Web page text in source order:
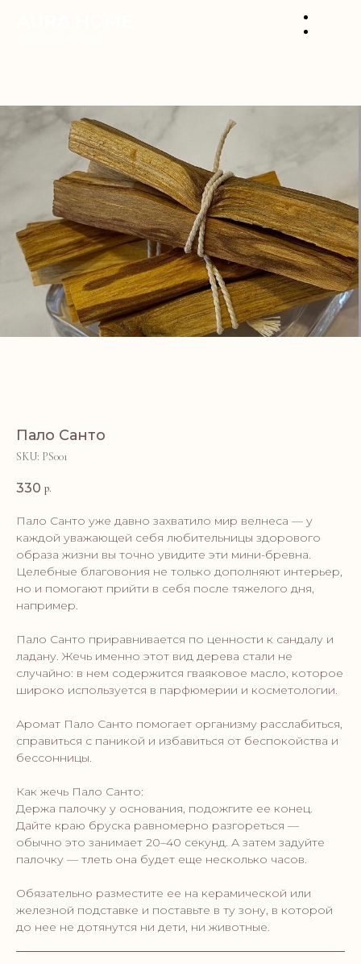
Пало Санто
SKU: PS001
330 р.
Пало Санто уже давно захватило мир велнеса — у
каждой уважающей себя любительницы здорового
образа жизни вы точно увидите эти мини-бревна.
Целебные благовония не только дополняют интерьер,
но и помогают прийти в себя после тяжелого дня,
например.
Пало Санто приравнивается по ценности к сандалу и
ладану. Жечь именно этот вид дерева стали не
случайно: в нем содержится гваяковое масло, которое
широко используется в парфюмерии и косметологии.
Аромат Пало Санто помогает организму расслабиться,
справиться с паникой и избавиться от беспокойства и
бессонницы.
Как жечь Пало Санто:
Держа палочку у основания, подожгите ее конец.
Дайте краю бруска равномерно разгореться —
обычно это занимает 20–40 секунд. А затем задуйте
палочку — тлеть она будет еще несколько часов.
Обязательно разместите ее на керамической или
железной подставке и поставьте в ту зону, в которой
до нее не дотянутся ни дети, ни животные.